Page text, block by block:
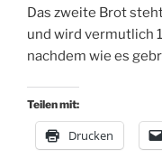
Das zweite Brot
und wird vermutlich
nachdem wie es
Teilen mit:
Drucken